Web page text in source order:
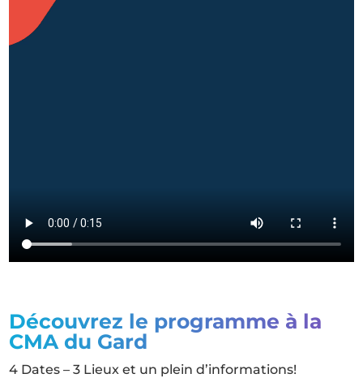
Découvrez le programme à la
CMA du Gard
4 Dates – 3 Lieux et un plein d’informations!